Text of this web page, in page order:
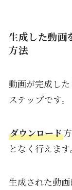
生成した動画
方法
動画が完成し
ステップです。
ダウンロード
となく行えます。
生成された動